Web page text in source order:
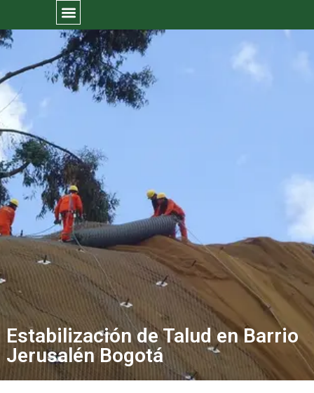
Estabilización de Talud en Barrio
Jerusalén Bogotá